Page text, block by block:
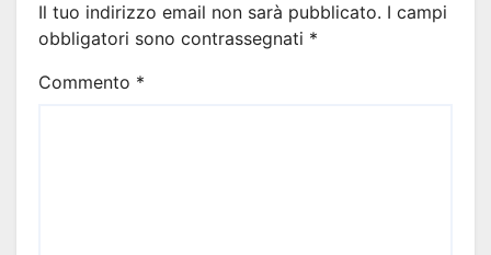
Il tuo indirizzo email non sarà pubblicato. I campi
obbligatori sono contrassegnati *
Commento *